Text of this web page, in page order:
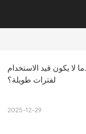
لا يكون قيد الاستخدام
لفترات طويلة؟
2025-12-29